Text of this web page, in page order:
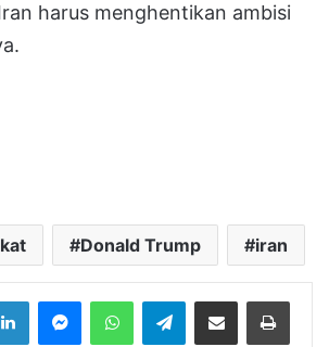
harus menghentikan ambisi
Donald Trump iran
LinkedInMessengerWhatsAppTelegramBagikan melalui Email Cetak